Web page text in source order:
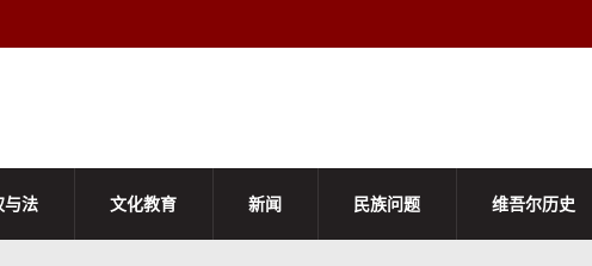
与法 文化教育 新闻 民族问题 维吾尔历史